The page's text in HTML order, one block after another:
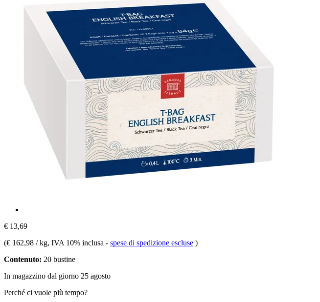
€ 13,69
(€ 162,98 / kg, IVA 10% inclusa - spese di spedizione escluse )
Contenuto: 20 bustine
In magazzino dal giorno 25 agosto
Perché ci vuole più tempo?